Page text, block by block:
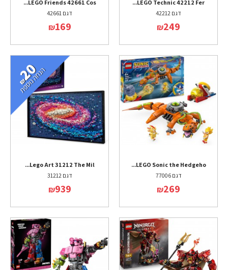
LEGO Technic 42212 Fer...
דגם 42212
₪249
LEGO Friends 42661 Cos...
דגם 42661
₪169
LEGO Sonic the Hedgeho...
דגם 77006
₪269
Lego Art 31212 The Mil...
דגם 31212
₪939